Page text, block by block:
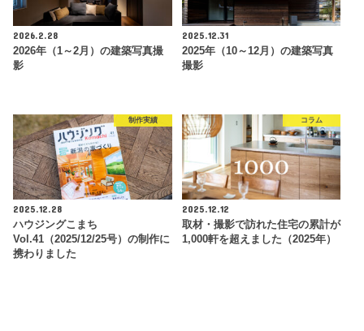
2026.2.28
2026年（1～2月）の建築写真撮
影
2025.12.31
2025年（10～12月）の建築写真
撮影
制作実績
2025.12.28
ハウジングこまち
Vol.41（2025/12/25号）の制作に
携わりました
コラム
2025.12.12
取材・撮影で訪れた住宅の累計が
1,000軒を超えました（2025年）